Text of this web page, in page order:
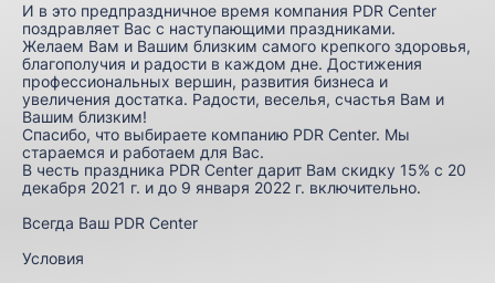
И в это предпраздничное время компания PDR Center
поздравляет Вас с наступающими праздниками.
Желаем Вам и Вашим близким самого крепкого здоровья,
благополучия и радости в каждом дне. Достижения
профессиональных вершин, развития бизнеса и
увеличения достатка. Радости, веселья, счастья Вам и
Вашим близким!
Спасибо, что выбираете компанию PDR Center. Мы
стараемся и работаем для Вас.
В честь праздника PDR Center дарит Вам скидку 15% с 20
декабря 2021 г. и до 9 января 2022 г. включительно.
Всегда Ваш PDR Center
Условия